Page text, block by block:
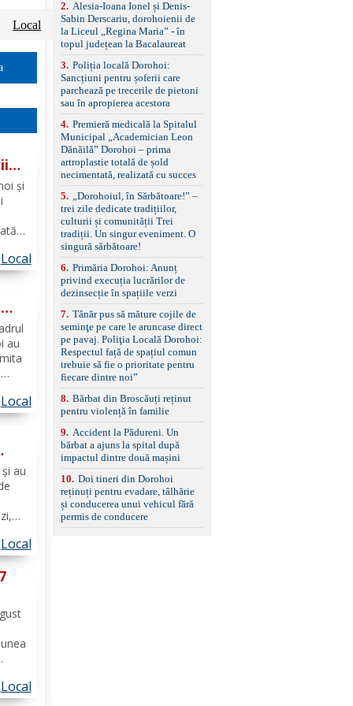
Local
și
de
Local
au
Local
au
Local
Local
schimbare bandă și
menținere bandă Faruri
bi-xenon adaptive cu
asistent fază lungă
automată , lumini de zi
LED, proiectoare ceață
LED, spălătoare faruri
față/spate, cameră
marșarier Keyless entry
& start, geamuri electrice
față/spate, oglinzi
electrice, încălzite și
rabatabile Sistem hands-
free, Bluetooth, USB
Sistem start/stop, frână
de parcare electrică,
anvelope vară runflat
filtru de particule,
standard Euro 6 Trapă
panoramică, geamuri
remorcare Bonus: -
Covorașe textile montate
pe mașină. -Ofer și un
set de covorașe din
cauciuc/pvc. -Se vinde
împreună cu un set de
anvelope de iarnă.
2. Alesia-Ioana Ionel și Denis-
Sabin Derscariu, dorohoienii de
la Liceul „Regina Maria” - în
topul județean la Bacalaureat
3. Poliția locală Dorohoi:
Sancțiuni pentru șoferii care
parchează pe trecerile de pietoni
sau în apropierea acestora
4. Premieră medicală la Spitalul
Municipal „Academician Leon
Dănăilă” Dorohoi – prima
artroplastie totală de șold
necimentată, realizată cu succes
5.
„Dorohoiul, în Sărbătoare!” –
trei zile dedicate tradițiilor,
culturii și comunității Trei
tradiții. Un singur eveniment. O
singură sărbătoare!
6. Primăria Dorohoi: Anunț
privind execuția lucrărilor de
dezinsecție în spațiile verzi
7. Tânăr pus să măture cojile de
seminţe pe care le aruncase direct
pe pavaj. Poliţia Locală Dorohoi:
Respectul față de spațiul comun
trebuie să fie o prioritate pentru
fiecare dintre noi”
8. Bărbat din Broscăuți reținut
pentru violență în familie
9. Accident la Pădureni. Un
bărbat a ajuns la spital după
impactul dintre două mașini
10. Doi tineri din Dorohoi
reținuți pentru evadare, tâlhărie
și conducerea unui vehicul fără
permis de conducere